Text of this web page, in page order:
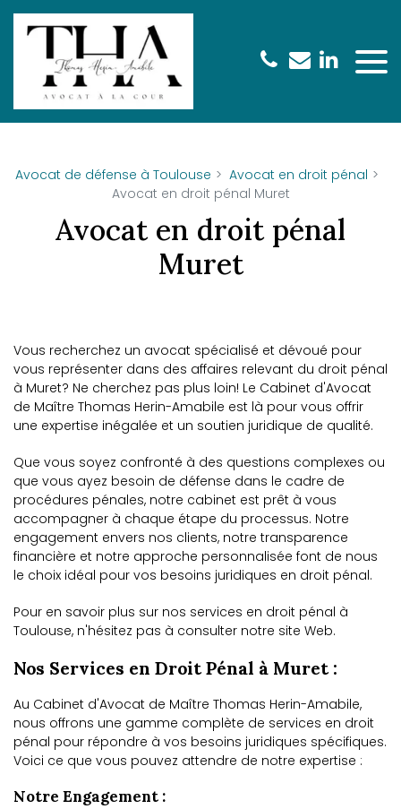
Avocat de défense à Toulouse
Avocat en droit pénal
Avocat en droit pénal Muret
Avocat en droit pénal
Muret
Vous recherchez un avocat spécialisé et dévoué pour
vous représenter dans des affaires relevant du droit pénal
à Muret? Ne cherchez pas plus loin! Le Cabinet d'Avocat
de Maître Thomas Herin-Amabile est là pour vous offrir
une expertise inégalée et un soutien juridique de qualité.
Que vous soyez confronté à des questions complexes ou
que vous ayez besoin de défense dans le cadre de
procédures pénales, notre cabinet est prêt à vous
accompagner à chaque étape du processus. Notre
engagement envers nos clients, notre transparence
financière et notre approche personnalisée font de nous
le choix idéal pour vos besoins juridiques en droit pénal.
Pour en savoir plus sur nos services en droit pénal à
Toulouse, n'hésitez pas à consulter notre site Web.
Nos Services en Droit Pénal à Muret :
Au Cabinet d'Avocat de Maître Thomas Herin-Amabile,
nous offrons une gamme complète de services en droit
pénal pour répondre à vos besoins juridiques spécifiques.
Voici ce que vous pouvez attendre de notre expertise :
Notre Engagement :
Panneau de gestion des cookies